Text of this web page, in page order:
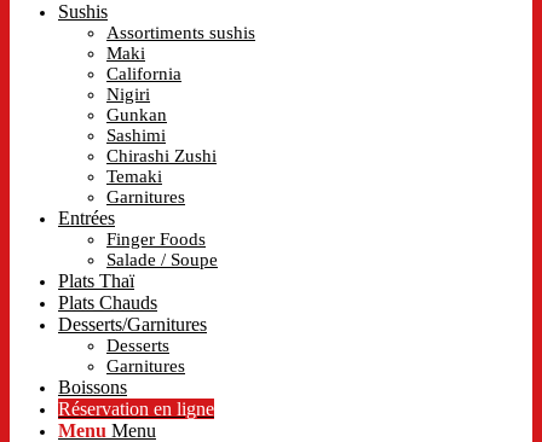
Sushis
Assortiments sushis
Maki
California
Nigiri
Gunkan
Sashimi
Chirashi Zushi
Temaki
Garnitures
Entrées
Finger Foods
Salade / Soupe
Plats Thaï
Plats Chauds
Desserts/Garnitures
Desserts
Garnitures
Boissons
Réservation en ligne
Menu Menu